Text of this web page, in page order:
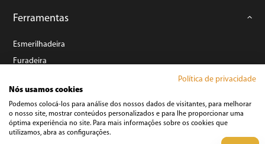
Ferramentas
Esmerilhadeira
Furadeira
Martelete
Parafusadeira
Politriz
Política de privacidade
Nós usamos cookies
Podemos colocá-los para análise dos nossos dados de visitantes, para melhorar
o nosso site, mostrar conteúdos personalizados e para lhe proporcionar uma
óptima experiência no site. Para mais informações sobre os cookies que
utilizamos, abra as configurações.